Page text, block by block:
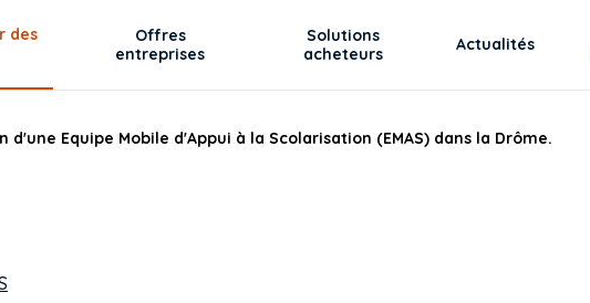
des
Offres
entreprises
Solutions
acheteurs
Actualités
d'une Equipe Mobile d'Appui à la Scolarisation (EMAS) dans la Drôme.